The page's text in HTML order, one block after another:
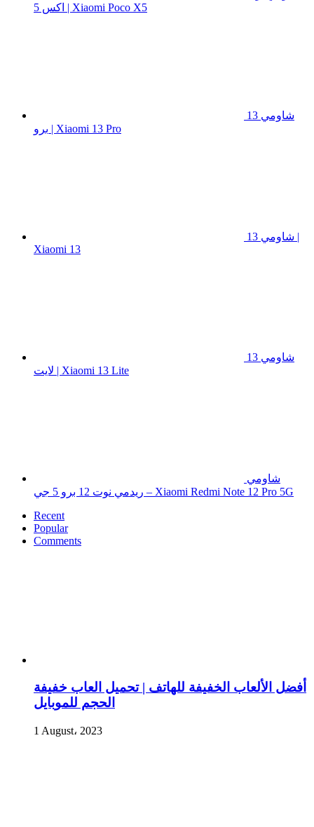
اكس 5 | Xiaomi Poco X5
شاومي 13
برو | Xiaomi 13 Pro
شاومي 13 |
Xiaomi 13
شاومي 13
لايت | Xiaomi 13 Lite
شاومي
ريدمي نوت 12 برو 5 جي – Xiaomi Redmi Note 12 Pro 5G
Recent
Popular
Comments
أفضل الألعاب الخفيفة للهاتف | تحميل العاب خفيفة
الحجم للموبايل
1 August، 2023